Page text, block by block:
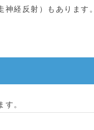
経反射）もあります。
。